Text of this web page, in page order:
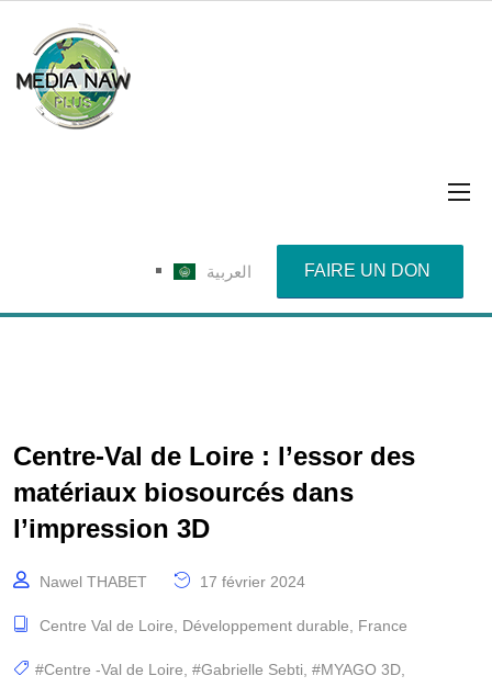
العربية FAIRE UN DON
Centre-Val de Loire : l’essor des
matériaux biosourcés dans
l’impression 3D
Nawel THABET 17 février 2024
Centre Val de Loire Développement durable France
#Centre -Val de Loire #Gabrielle Sebti #MYAGO 3D